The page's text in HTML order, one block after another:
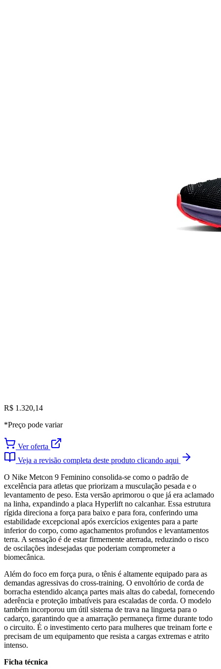
R$ 1.320,14
*Preço pode variar
Ver oferta
Veja a revisão completa deste produto clicando aqui
O Nike Metcon 9 Feminino consolida-se como o padrão de
excelência para atletas que priorizam a musculação pesada e o
levantamento de peso. Esta versão aprimorou o que já era aclamado
na linha, expandindo a placa Hyperlift no calcanhar. Essa estrutura
rígida direciona a força para baixo e para fora, conferindo uma
estabilidade excepcional após exercícios exigentes para a parte
inferior do corpo, como agachamentos profundos e levantamentos
terra. A sensação é de estar firmemente aterrada, reduzindo o risco
de oscilações indesejadas que poderiam comprometer a
biomecânica.
Além do foco em força pura, o tênis é altamente equipado para as
demandas agressivas do cross-training. O envoltório de corda de
borracha estendido alcança partes mais altas do cabedal, fornecendo
aderência e proteção imbatíveis para escaladas de corda. O modelo
também incorporou um útil sistema de trava na lingueta para o
cadarço, garantindo que a amarração permaneça firme durante todo
o circuito. É o investimento certo para mulheres que treinam forte e
precisam de um equipamento que resista a cargas extremas e atrito
intenso.
Ficha técnica